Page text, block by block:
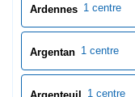
Ardennes 1 centre
Argentan 1 centre
1 centre